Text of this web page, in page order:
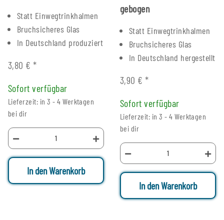
Statt Einwegtrinkhalmen
Bruchsicheres Glas
In Deutschland produziert
3,80 €*
Sofort verfügbar
Lieferzeit: in 3 - 4 Werktagen
bei dir
In den Warenkorb
gebogen
Statt Einwegtrinkhalmen
Bruchsicheres Glas
In Deutschland hergestellt
3,90 €*
Sofort verfügbar
Lieferzeit: in 3 - 4 Werktagen
bei dir
In den Warenkorb